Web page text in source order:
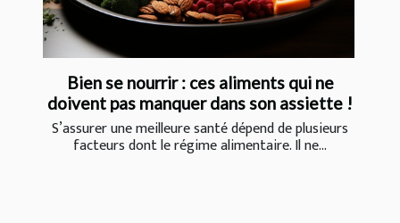
Bien se nourrir : ces aliments qui ne
doivent pas manquer dans son assiette !
S’assurer une meilleure santé dépend de plusieurs
facteurs dont le régime alimentaire. Il ne...